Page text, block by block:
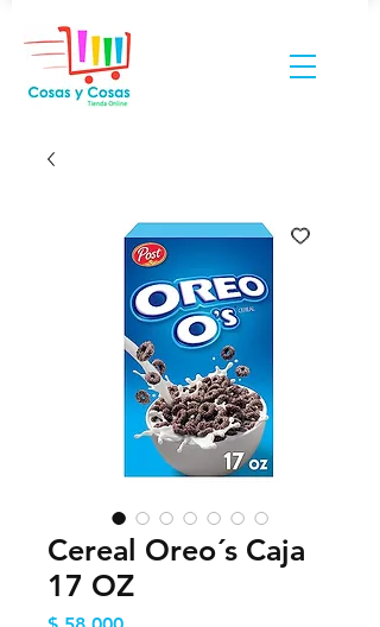
Cereal Oreo´s Caja
17 OZ